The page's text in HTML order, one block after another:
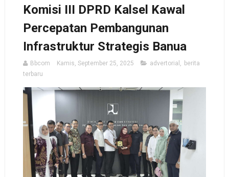
Komisi III DPRD Kalsel Kawal
Percepatan Pembangunan
Infrastruktur Strategis Banua
Bbcom Kamis, September 25, 2025 advertorial , berita
terbaru